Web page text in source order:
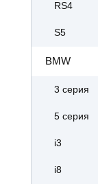
RS4
S5
BMW
3 серия
5 серия
i3
i8